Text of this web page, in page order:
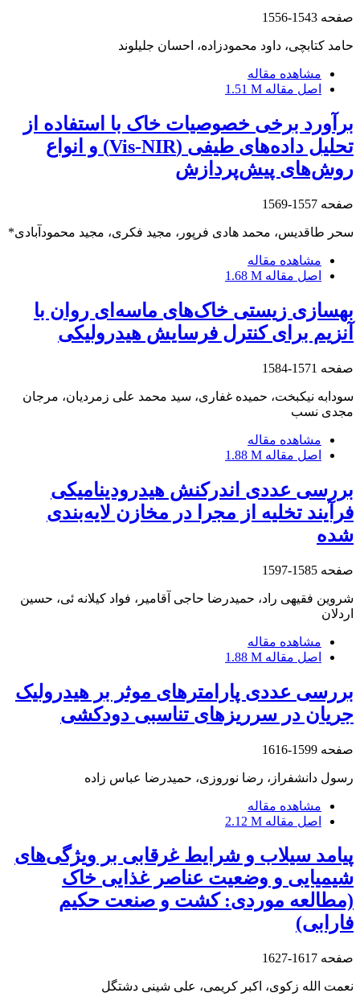
صفحه 1543-1556
حامد کتابچی، داود محمودزاده، احسان جلیلوند
مشاهده مقاله
اصل مقاله 1.51 M
برآورد برخی خصوصیات خاک با استفاده از
تحلیل داده‌های طیفی (Vis-NIR) و انواع
روش‌های پیش‌پردازش
صفحه 1557-1569
سحر طاقدیس، محمد هادی فرپور، مجید فکری، مجید محمودآبادی*
مشاهده مقاله
اصل مقاله 1.68 M
بهسازی زیستی خاک‌های ماسه‌ای روان با
آنزیم برای کنترل فرسایش هیدرولیکی
صفحه 1571-1584
سودابه نیکبخت، حمیده غفاری، سید محمد علی زمردیان، مرجان
مجدی نسب
مشاهده مقاله
اصل مقاله 1.88 M
بررسی عددی اندرکنش هیدرودینامیکی
فرآیند تخلیه از مجرا در مخازن لایه‌بندی
شده
صفحه 1585-1597
شروین فقیهی راد، حمیدرضا حاجی آقامیر، فواد کیلانه ئی، حسین
اردلان
مشاهده مقاله
اصل مقاله 1.88 M
بررسی عددی پارامترهای موثر بر هیدرولیک
جریان در سرریزهای تناسبی دودکشی
صفحه 1599-1616
رسول دانشفراز، رضا نوروزی، حمیدرضا عباس زاده
مشاهده مقاله
اصل مقاله 2.12 M
پیامد سیلاب و شرایط غرقابی بر ویژگی‌های
شیمیایی و وضعیت عناصر غذایی خاک
(مطالعه موردی: کشت و صنعت حکیم
فارابی)
صفحه 1617-1627
نعمت الله زکوی، اکبر کریمی، علی شینی دشتگل